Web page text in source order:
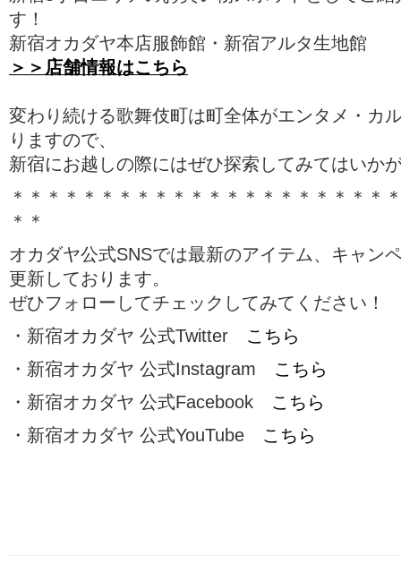
す！
新宿オカダヤ本店服飾館・新宿アルタ生地館
＞＞店舗情報はこちら
変わり続ける歌舞伎町は町全体がエンタメ・カ
りますので、
新宿にお越しの際にはぜひ探索してみてはいか
＊＊＊＊＊＊＊＊＊＊＊＊＊＊＊＊＊＊＊＊＊
＊＊
オカダヤ公式SNSでは最新のアイテム、キャン
更新しております。
ぜひフォローしてチェックしてみてください！
・新宿オカダヤ 公式Twitter こちら
・新宿オカダヤ 公式Instagram こちら
・新宿オカダヤ 公式Facebook こちら
・新宿オカダヤ 公式YouTube こちら